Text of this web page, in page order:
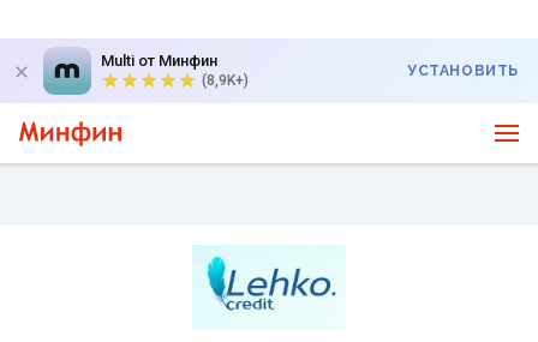
Multi от Минфин
(8,9K+)
УСТАНОВИТЬ